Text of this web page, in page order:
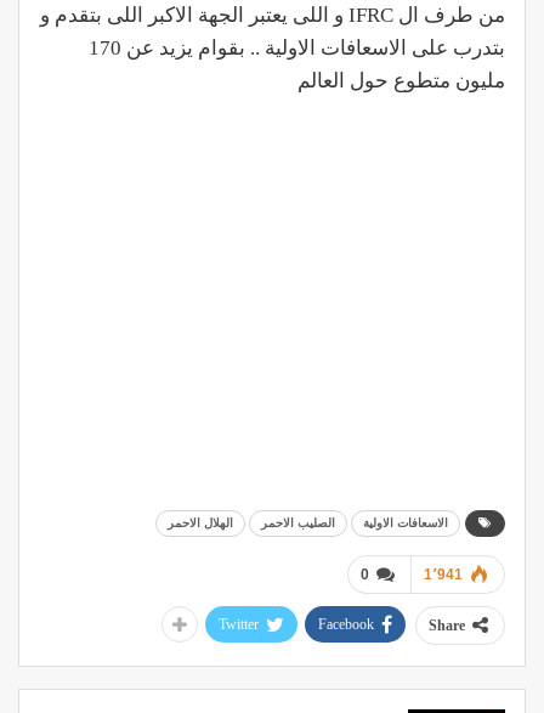
من طرف ال IFRC و اللى يعتبر الجهة الاكبر اللى بتقدم و
بتدرب على الاسعافات الاولية .. بقوام يزيد عن 170
مليون متطوع حول العالم
الاسعافات الاولية الصليب الاحمر الهلال الاحمر
0 1٬941
Share
Facebook
Twitter